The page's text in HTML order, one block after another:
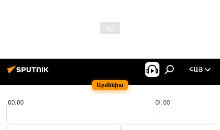
Արմենիա
ՀԱՅ
00:00 01:00